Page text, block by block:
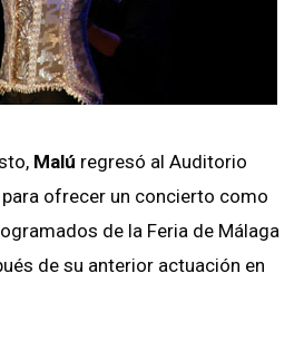
Malú regresó al Auditorio
ofrecer un concierto como
de la Feria de Málaga
de su anterior actuación en